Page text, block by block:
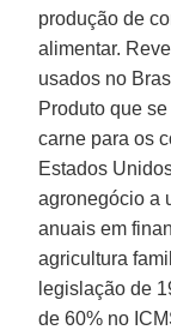
produção de
alimentar.
usados no
Produto que
carne para os
Estados
agronegócio a
anuais em
agricultura
legislação de
de 60% no